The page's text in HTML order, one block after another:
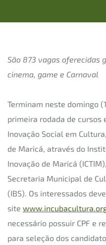
São 873 vagas oferecidas
cinema, game e Carnaval
Terminam neste domingo
primeira rodada de cursos
Inovação Social em
de Maricá, através do
Inovação de Maricá
Secretaria Municipal de
(IBS). Os interessados
site
necessário possuir CPF e
para seleção dos